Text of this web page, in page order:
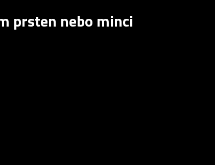
prsten nebo minci